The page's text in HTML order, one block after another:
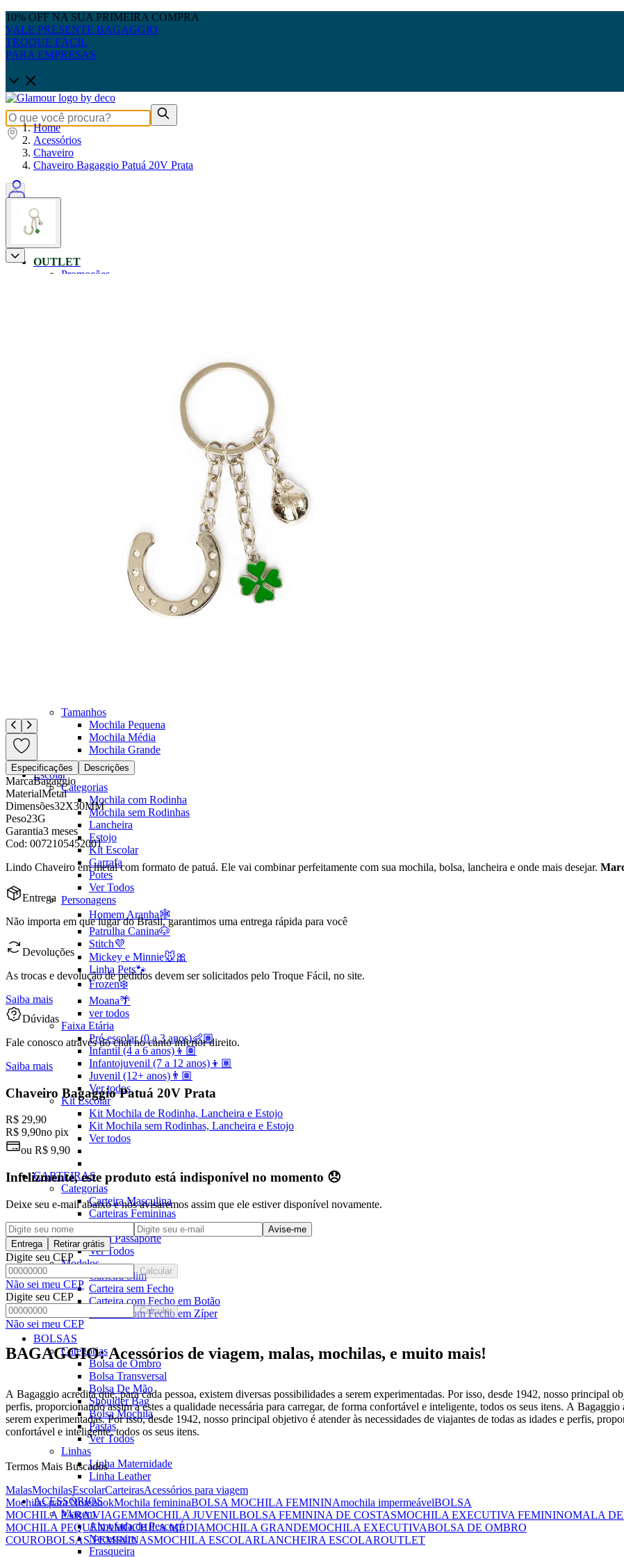
10% OFF NA SUA PRIMEIRA COMPRA
VALE PRESENTE BAGAGGIO
TROQUE FÁCIL
PARA EMPRESAS
0
OUTLET
Promoções
Mala de bordo (8 a 10 kg)
Mala Pequena (10 kg)
Mala Grande (32 kg)
Para Despachar
Mochilas Masculinas
Mochilas Femininas
Mochilas Escolares
Tamanhos
Mochila Pequena
Mochila Média
Mochila Grande
Escolar
Categorias
Mochila com Rodinha
Mochila sem Rodinhas
Lancheira
Estojo
Kit Escolar
Garrafa
Potes
Ver Todos
Personagens
Homem Aranha🕸️
Patrulha Canina🐶
Stitch💜
Mickey e Minnie🐭🎀
Linha Pets🐾
Frozen❄️
Moana🌴
ver todos
Faixa Etária
Pré-escolar (0 a 3 anos)👶🏽
Infantil (4 a 6 anos)👦🏽
Infantojuvenil (7 a 12 anos)👦🏽
Juvenil (12+ anos)👨🏽
Ver todos
Kit Escolar
Kit Mochila de Rodinha, Lancheira e Estojo
Kit Mochila sem Rodinhas, Lancheira e Estojo
Ver todos
CARTEIRAS
Categorias
Carteira Masculina
Carteiras Femininas
Porta Cartão
Porta Passaporte
Ver Todos
Modelos
Carteira Slim
Carteira sem Fecho
Carteira com Fecho em Botão
Carteira com Fecho em Zíper
BOLSAS
Categorias
Bolsa de Ombro
Bolsa Transversal
Bolsa De Mão
Shoulder Bag
Bolsa Mochila
Pastas
Ver Todos
Linhas
Linha Maternidade
Linha Leather
ACESSÓRIOS
Viagem
Almofada de Pescoço
Necessaire
Frasqueira
Home
Acessórios
Chaveiro
Chaveiro Bagaggio Patuá 20V Prata
Especificações Descrições
MarcaBagaggio
MaterialMetal
Dimensões32X30MM
Peso23G
Garantia3 meses
Cod: 0072105452001
Lindo Chaveiro em metal com formato de patuá. Ele vai combinar perfeitamente com sua mochila, bolsa, lancheira e onde mais desejar.
Entrega
Não importa em que lugar do Brasil, garantimos uma entrega rápida para você
Devoluções
As trocas e devolução de pedidos devem ser solicitados pelo Troque Fácil, no site.
Saiba mais
Dúvidas
Fale conosco através do chat no canto inferior direito.
Saiba mais
Chaveiro Bagaggio Patuá 20V Prata
R$ 29,90
R$ 9,90no pix
ou R$ 9,90
Infelizmente, este produto está indisponível no momento 😞
Deixe seu e-mail abaixo e nós avisaremos assim que ele estiver disponível novamente.
Avise-me
Entrega
Retirar grátis
Digite seu CEP
Calcular
Não sei meu CEP
Digite seu CEP
Calcular
Não sei meu CEP
BAGAGGIO: Acessórios de viagem, malas, mochilas, e muito mais!
A Bagaggio acredita que, para cada pessoa, existem diversas possibilidades a serem experimentadas. Por isso, desde 1942, nosso principal
perfis, proporcionando assim a estes a qualidade necessária para carregar, de forma confortável e inteligente, todos os seus itens. A
serem experimentadas. Por isso, desde 1942, nosso principal objetivo é atender às necessidades de viajantes de todas as idades e perfis,
confortável e inteligente, todos os seus itens.
Termos Mais Buscados
MalasMochilasEscolarCarteirasAcessórios para viagem
Mochilas para NotebookMochila femininaBOLSA MOCHILA FEMININAmochila impermeávelBOLSA
MOCHILA PARA VIAGEMMOCHILA JUVENILBOLSA FEMININA DE COSTASMOCHILA EXECUTIVA FEMININOMALA
MOCHILA PEQUENAMOCHILA MÉDIAMOCHILA GRANDEMOCHILA EXECUTIVABOLSA DE OMBRO
COUROBOLSAS FEMININASMOCHILA ESCOLARLANCHEIRA ESCOLAROUTLET